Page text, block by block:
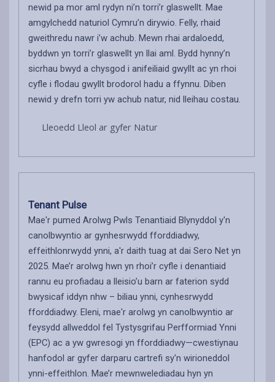
newid pa mor aml rydyn ni’n torri’r glaswellt. Mae
amgylchedd naturiol Cymru’n dirywio. Felly, rhaid
gweithredu nawr i’w achub. Mewn rhai ardaloedd,
byddwn yn torri’r glaswellt yn llai aml. Bydd hynny’n
sicrhau bwyd a chysgod i anifeiliaid gwyllt ac yn rhoi
cyfle i flodau gwyllt brodorol hadu a ffynnu. Diben
newid y drefn torri yw achub natur, nid lleihau costau.
Lleoedd Lleol ar gyfer Natur
Tenant Pulse
Mae'r pumed Arolwg Pwls Tenantiaid Blynyddol y'n
canolbwyntio ar gynhesrwydd fforddiadwy,
effeithlonrwydd ynni, a'r daith tuag at dai Sero Net yn
2025. Mae’r arolwg hwn yn rhoi’r cyfle i denantiaid
rannu eu profiadau a lleisio’u barn ar faterion sydd
bwysicaf iddyn nhw – biliau ynni, cynhesrwydd
fforddiadwy. Eleni, mae'r arolwg yn canolbwyntio ar
feysydd allweddol fel Tystysgrifau Perfformiad Ynni
(EPC) ac a yw gwresogi yn fforddiadwy—cwestiynau
hanfodol ar gyfer darparu cartrefi sy'n wirioneddol
ynni-effeithlon. Mae’r mewnwelediadau hyn yn